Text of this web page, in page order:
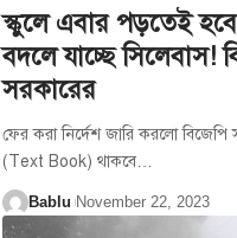
স্কুলে এবার পড়তেই
বদলে যাচ্ছে সিলেবাস!
সরকারের
ফের করা নির্দেশ জারি করলো বিজেপি
(Text Book) থাকবে…
Bablu November 22, 2023